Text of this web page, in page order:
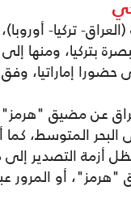
(العراق- تركيا-
البصرة بتركيا،
عن مضيق
المتوسط،
أزمة التصدير
"هرمز"، أو المرور